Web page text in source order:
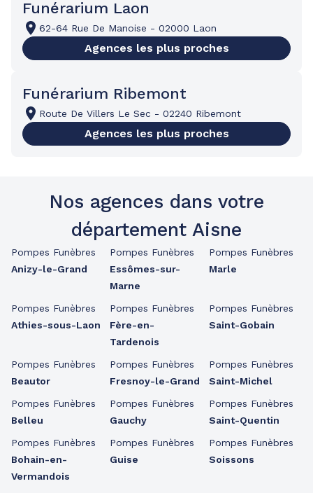
Funérarium Laon
62-64 Rue De Manoise - 02000 Laon
Agences les plus proches
Funérarium Ribemont
Route De Villers Le Sec - 02240 Ribemont
Agences les plus proches
Nos agences dans votre
département Aisne
Pompes Funèbres
Anizy-le-Grand
Pompes Funèbres
Athies-sous-Laon
Pompes Funèbres
Beautor
Pompes Funèbres
Belleu
Pompes Funèbres
Bohain-en-
Vermandois
Pompes Funèbres
Essômes-sur-
Marne
Pompes Funèbres
Fère-en-
Tardenois
Pompes Funèbres
Fresnoy-le-Grand
Pompes Funèbres
Gauchy
Pompes Funèbres
Guise
Pompes Funèbres
Marle
Pompes Funèbres
Saint-Gobain
Pompes Funèbres
Saint-Michel
Pompes Funèbres
Saint-Quentin
Pompes Funèbres
Soissons